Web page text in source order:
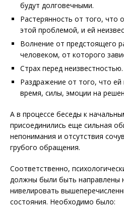
будут долговечными.
Растерянность от того, что
этой проблемой, и ей
Волнение от предстоящего
человеком, от которого
Страх перед неизвестностью.
Раздражение от того, что ей
время, силы, эмоции на
А в процессе беседы к
присоединились еще сильная
непонимания и отсутствия
грубого обращения.
Соответственно,
должны были быть направлены
нивелировать
состояния. Необходимо было: